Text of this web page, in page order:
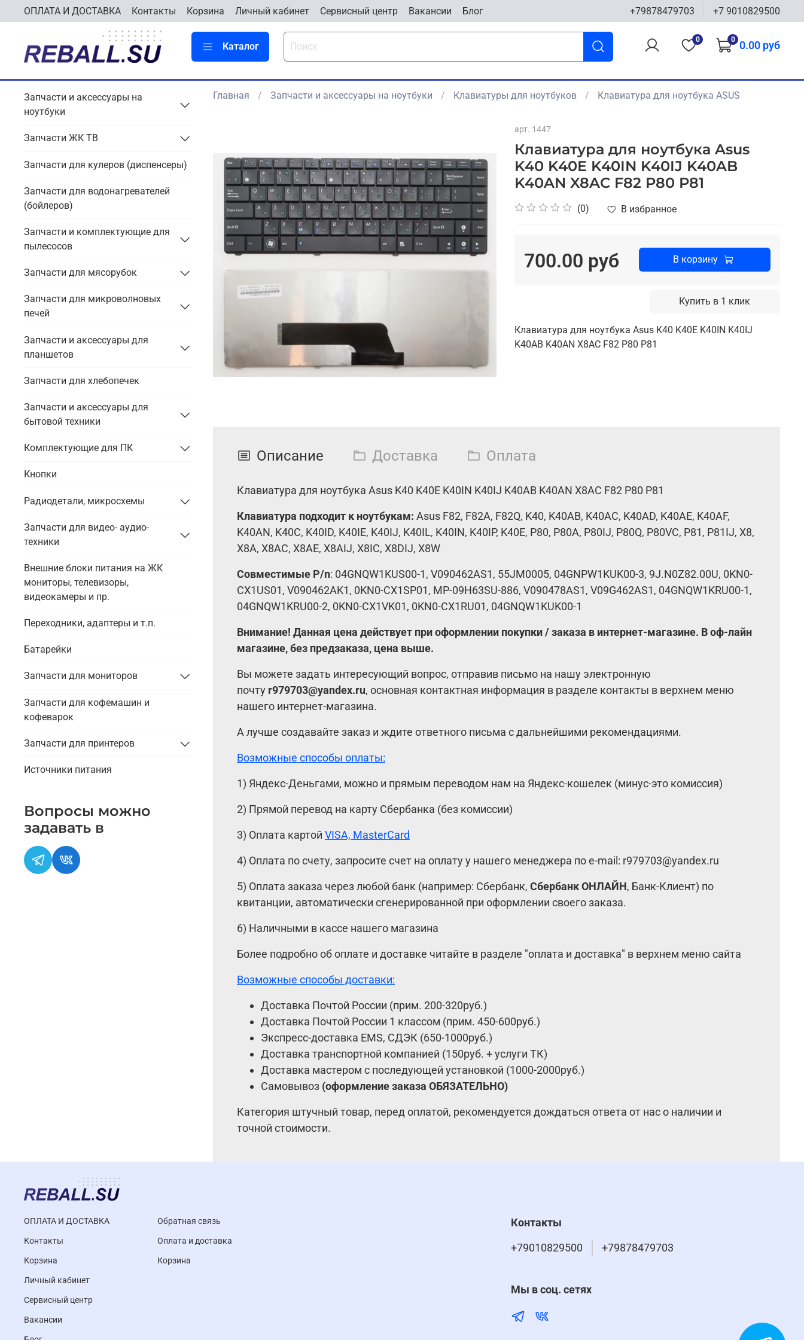
ОПЛАТА И ДОСТАВКА Контакты Корзина Личный кабинет Cервисный центр Вакансии Блог +79878479703 +7 9010829500
Каталог
0 0 0.00 руб
Главная Запчасти и аксессуары на ноутбуки Клавиатуры для ноутбуков Клавиатура для ноутбука ASUS
арт. 1447
Клавиатура для ноутбука Asus
K40 K40E K40IN K40IJ K40AB
K40AN X8AC F82 P80 P81
(0) В избранное
700.00 руб В корзину
Купить в 1 клик
Клавиатура для ноутбука Asus K40 K40E K40IN K40IJ
K40AB K40AN X8AC F82 P80 P81
Описание Доставка Оплата
Клавиатура для ноутбука Asus K40 K40E K40IN K40IJ K40AB K40AN X8AC F82 P80 P81
Клавиатура подходит к ноутбукам: Asus F82, F82A, F82Q, K40, K40AB, K40AC, K40AD, K40AE, K40AF,
K40AN, K40C, K40ID, K40IE, K40IJ, K40IL, K40IN, K40IP, K40E, P80, P80A, P80IJ, P80Q, P80VC, P81, P81IJ, X8,
X8A, X8AC, X8AE, X8AIJ, X8IC, X8DIJ, X8W
Совместимые P/n: 04GNQW1KUS00-1, V090462AS1, 55JM0005, 04GNPW1KUK00-3, 9J.N0Z82.00U, 0KN0-
CX1US01, V090462AK1, 0KN0-CX1SP01, MP-09H63SU-886, V090478AS1, V09G462AS1, 04GNQW1KRU00-1,
04GNQW1KRU00-2, 0KN0-CX1VK01, 0KN0-CX1RU01, 04GNQW1KUK00-1
Внимание! Данная цена действует при оформлении покупки / заказа в интернет-магазине. В оф-лайн
магазине, без предзаказа, цена выше.
Вы можете задать интересующий вопрос, отправив письмо на нашу электронную
почту r979703@yandex.ru, основная контактная информация в разделе контакты в верхнем меню
нашего интернет-магазина.
А лучше создавайте заказ и ждите ответного письма с дальнейшими рекомендациями.
Возможные способы оплаты:
1) Яндекс-Деньгами, можно и прямым переводом нам на Яндекс-кошелек (минус-это комиссия)
2) Прямой перевод на карту Сбербанка (без комиссии)
3) Оплата картой VISA, MasterCard
4) Оплата по счету, запросите счет на оплату у нашего менеджера по e-mail: r979703@yandex.ru
5) Оплата заказа через любой банк (например: Сбербанк, Сбербанк ОНЛАЙН, Банк-Клиент) по
квитанции, автоматически сгенерированной при оформлении своего заказа.
6) Наличными в кассе нашего магазина
Более подробно об оплате и доставке читайте в разделе "оплата и доставка" в верхнем меню сайта
Возможные способы доставки:
Доставка Почтой России (прим. 200-320руб.)
Доставка Почтой России 1 классом (прим. 450-600руб.)
Экспресс-доставка EMS, СДЭК (650-1000руб.)
Доставка транспортной компанией (150руб. + услуги ТК)
Доставка мастером с последующей установкой (1000-2000руб.)
Самовывоз (оформление заказа ОБЯЗАТЕЛЬНО)
Категория штучный товар, перед оплатой, рекомендуется дождаться ответа от нас о наличии и
точной стоимости.
Запчасти и аксессуары на
ноутбуки
Запчасти ЖК ТВ
Запчасти для кулеров (диспенсеры)
Запчасти для водонагревателей
(бойлеров)
Запчасти и комплектующие для
пылесосов
Запчасти для мясорубок
Запчасти для микроволновых
печей
Запчасти и аксессуары для
планшетов
Запчасти для хлебопечек
Запчасти и аксессуары для
бытовой техники
Комплектующие для ПК
Кнопки
Радиодетали, микросхемы
Запчасти для видео- аудио-
техники
Внешние блоки питания на ЖК
мониторы, телевизоры,
видеокамеры и пр.
Переходники, адаптеры и т.п.
Батарейки
Запчасти для мониторов
Запчасти для кофемашин и
кофеварок
Запчасти для принтеров
Источники питания
Вопросы можно
задавать в
ОПЛАТА И ДОСТАВКА
Контакты
Корзина
Личный кабинет
Cервисный центр
Вакансии
Обратная связь
Оплата и доставка
Корзина
Контакты
+79010829500 +79878479703
Мы в соц. сетях